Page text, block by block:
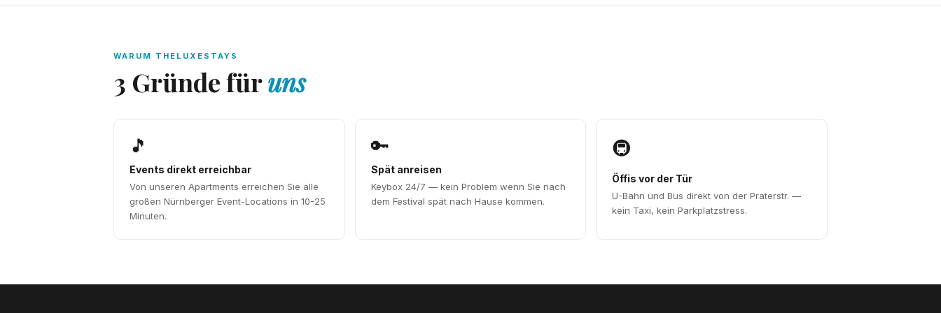
WARUM THELUXESTAYS
3 Gründe füruns
🎵
Events direkt erreichbar
Von unseren Apartments erreichen Sie alle
großen Nürnberger Event-Locations in 10-25
Minuten.
🔑
Spät anreisen
Keybox 24/7 — kein Problem wenn Sie nach
dem Festival spät nach Hause kommen.
🚇
Öffis vor der Tür
U-Bahn und Bus direkt von der Praterstr. —
kein Taxi, kein Parkplatzstress.